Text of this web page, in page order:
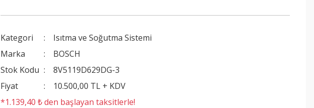
Kategori
Isıtma ve Soğutma Sistemi
Marka
BOSCH
Stok Kodu
8V5119D629DG-3
Fiyat
10.500,00 TL + KDV
*1.139,40 ₺ den başlayan taksitlerle!